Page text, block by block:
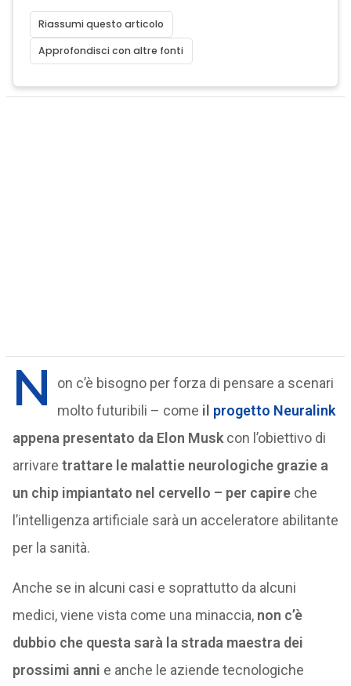
Riassumi questo articolo
Approfondisci con altre fonti
N
on c’è bisogno per forza di pensare a scenari
molto futuribili – come il progetto Neuralink
appena presentato da Elon Muskcon l’obiettivo di
arrivare trattare le malattie neurologiche grazie a
un chip impiantato nel cervello – per capire che
l’intelligenza artificiale sarà un acceleratore abilitante
per la sanità.
Anche se in alcuni casi e soprattutto da alcuni
medici, viene vista come una minaccia, non c’è
dubbio che questa sarà la strada maestra dei
prossimi anni e anche le aziende tecnologiche